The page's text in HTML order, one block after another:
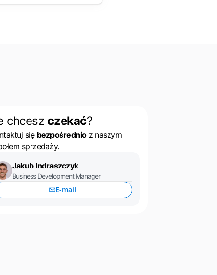
chcesz czekać?
się bezpośrednioz naszym
sprzedaży.
Jakub Indraszczyk
Business Development Manager
E-mail